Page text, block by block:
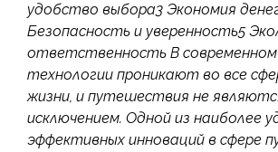
удобство выбора3 Экономия
Безопасность и уверенность5
ответственность В
технологии проникают во все
жизни, и путешествия не
исключением. Одной из наиболее
эффективных инноваций в сфере